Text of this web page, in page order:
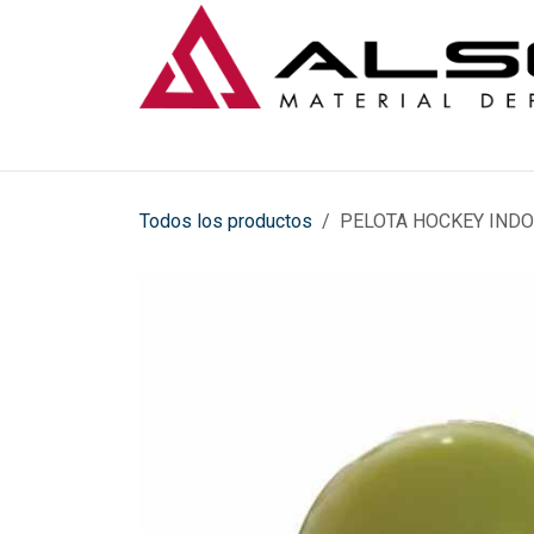
Todos los productos PELOTA HOCKEY